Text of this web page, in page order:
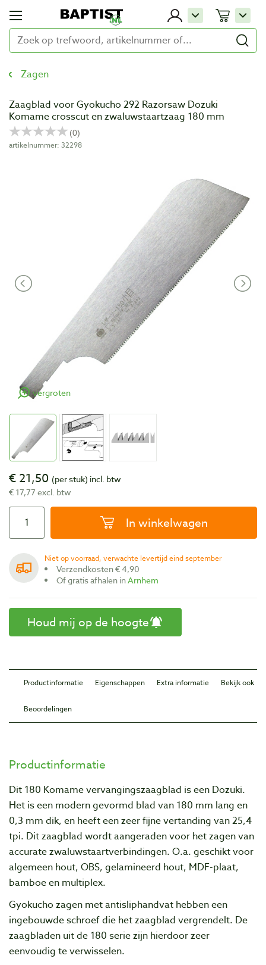
Zagen
Zaagblad voor Gyokucho 292 Razorsaw Dozuki
Komame crosscut en zwaluwstaartzaag 180 mm
artikelnummer: 32298
vergroten
€ 21,50 (per stuk) incl. btw
€ 17,77 excl. btw
In winkelwagen
Niet op voorraad, verwachte levertijd eind september
Verzendkosten € 4,90
Of gratis afhalen inArnhem
Houd mij op de hoogte
Productinformatie Eigenschappen Extra informatie Bekijk ook
Beoordelingen
Productinformatie
Dit 180 Komame vervangingszaagblad is een Dozuki.
Het is een modern gevormd blad van 180 mm lang en
0,3 mm dik, en heeft een zeer fijne vertanding van 25,4
tpi. Dit zaagblad wordt aangeraden voor het zagen van
accurate zwaluwstaartverbindingen. O.a. geschikt voor
algemeen hout, OBS, gelamineerd hout, MDF-plaat,
bamboe en multiplex.
Gyokucho zagen met antisliphandvat hebben een
ingebouwde schroef die het zaagblad vergrendelt. De
zaagbladen uit de 180 serie zijn hierdoor zeer
eenvoudig te verwisselen.